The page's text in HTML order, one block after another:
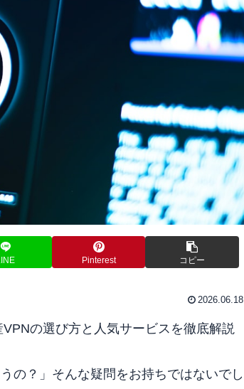
Pinterest コピー
2026.06.18
の選び方と人気サービスを徹底解説
の？」そんな疑問をお持ちではないでし